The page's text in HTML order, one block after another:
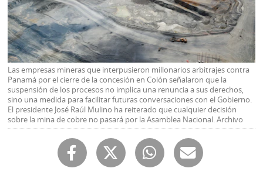
E-
Paper
Buscador
Comunicados
Catálogos
Lotería
Contenido
de
marcas
RSS
Temas
Autores
Notas
al
lector
Las empresas mineras que interpusieron millonarios arbitrajes contra
Panamá por el cierre de la concesión en Colón señalaron que la
suspensión de los procesos no implica una renuncia a sus derechos,
sino una medida para facilitar futuras conversaciones con el Gobierno.
El presidente José Raúl Mulino ha reiterado que cualquier decisión
sobre la mina de cobre no pasará por la Asamblea Nacional. Archivo